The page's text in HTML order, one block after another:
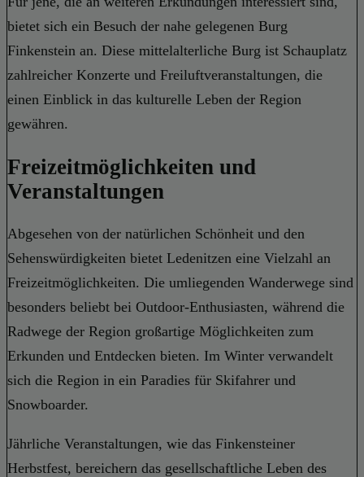
bietet sich ein Besuch der nahe gelegenen Burg
Finkenstein an. Diese mittelalterliche Burg ist Schauplatz
zahlreicher Konzerte und Freiluftveranstaltungen, die
einen Einblick in das kulturelle Leben der Region
gewähren.
Freizeitmöglichkeiten und
Veranstaltungen
Abgesehen von der natürlichen Schönheit und den
Sehenswürdigkeiten bietet Ledenitzen eine Vielzahl an
Freizeitmöglichkeiten. Die umliegenden Wanderwege sind
besonders beliebt bei Outdoor-Enthusiasten, während die
Radwege der Region großartige Möglichkeiten zum
Erkunden und Entdecken bieten. Im Winter verwandelt
sich die Region in ein Paradies für Skifahrer und
Snowboarder.
Jährliche Veranstaltungen, wie das Finkensteiner
Herbstfest, bereichern das gesellschaftliche Leben des